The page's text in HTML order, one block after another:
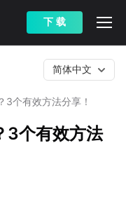
下 载
3个有效方法分享！
简体中文
3个有效方法